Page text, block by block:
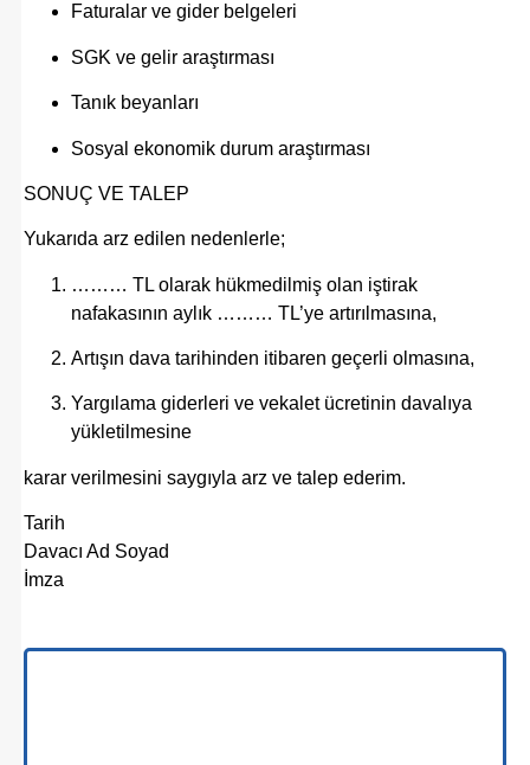
Faturalar ve gider belgeleri
SGK ve gelir araştırması
Tanık beyanları
Sosyal ekonomik durum araştırması
SONUÇ VE TALEP
Yukarıda arz edilen nedenlerle;
……… TL olarak hükmedilmiş olan iştirak
nafakasının aylık ……… TL’ye artırılmasına,
Artışın dava tarihinden itibaren geçerli olmasına,
Yargılama giderleri ve vekalet ücretinin davalıya
yükletilmesine
karar verilmesini saygıyla arz ve talep ederim.
Tarih
Davacı Ad Soyad
İmza